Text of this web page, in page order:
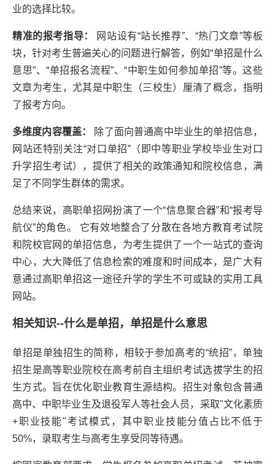
业的选择比较。
精准的报考指导：
网站设有“站长推荐”、“热门文章”等板
块，针对考生普遍关心的问题进行解答，例如“单招是什么
意思”、“单招报名流程”、“中职生如何参加单招”等。这些
文章为考生，尤其是中职生（三校生）厘清了概念，指明
了报考方向。
多维度内容覆盖： 除了面向普通高中毕业生的单招信息，
网站还特别关注“对口单招”（即中等职业学校毕业生对口
升学招生考试），提供了相关的政策通知和院校信息，满
足了不同学生群体的需求。
总结来说，高职单招网扮演了一个“信息聚合器”和“报考导
航仪”的角色。 它有效地整合了分散在各地方教育考试院
和院校官网的单招信息，为考生提供了一个一站式的查询
中心，大大降低了信息检索的难度和时间成本，是广大有
意通过高职单招这一途径升学的学生不可或缺的实用工具
网站。
相关知识--什么是单招，单招是什么意思
单招是单独招生的简称，相较于参加高考的“统招”，单独
招生是高等职业院校在高考前自主组织考试选拔学生的招
生方式。旨在优化职业教育生源结构。招生对象包含普通
高中、中职毕业生及退役军人等社会人员，采取"文化素质
+职业技能"考试模式，其中职业技能分值占比不低于
50%，录取考生与高考生享受同等待遇。